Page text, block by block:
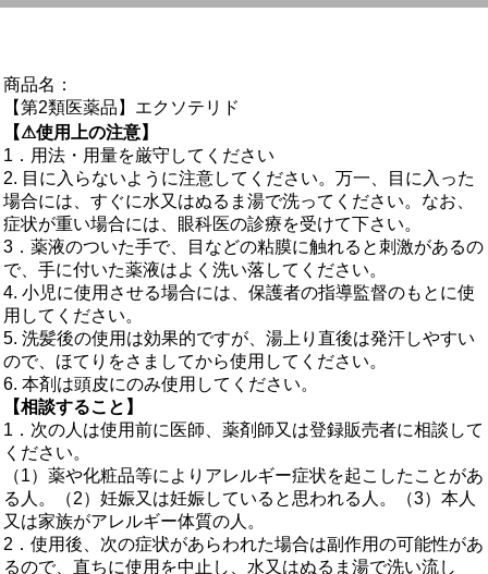
商品名：
【第2類医薬品】エクソテリド
【⚠使用上の注意】
1．用法・用量を厳守してください
2. 目に入らないように注意してください。万一、目に入った
場合には、すぐに水又はぬるま湯で洗ってください。なお、
症状が重い場合には、眼科医の診療を受けて下さい。
3．薬液のついた手で、目などの粘膜に触れると刺激があるの
で、手に付いた薬液はよく洗い落してください。
4. 小児に使用させる場合には、保護者の指導監督のもとに使
用してください。
5. 洗髪後の使用は効果的ですが、湯上り直後は発汗しやすい
ので、ほてりをさましてから使用してください。
6. 本剤は頭皮にのみ使用してください。
【相談すること】
1．次の人は使用前に医師、薬剤師又は登録販売者に相談して
ください。
（1）薬や化粧品等によりアレルギー症状を起こしたことがあ
る人。（2）妊娠又は妊娠していると思われる人。（3）本人
又は家族がアレルギー体質の人。
2．使用後、次の症状があらわれた場合は副作用の可能性があ
るので、直ちに使用を中止し、水又はぬるま湯で洗い流し